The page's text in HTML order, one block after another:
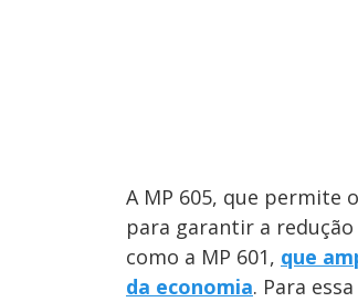
A MP 605, que permite
para garantir a
como a MP 601, que
da economia. Para